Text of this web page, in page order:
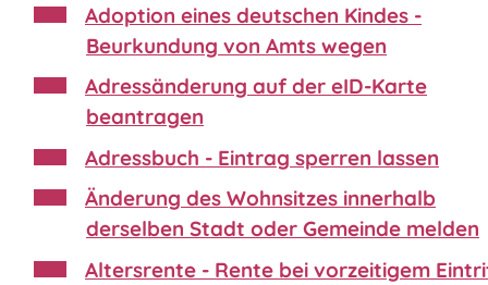
Adoption eines deutschen Kindes -
Beurkundung von Amts wegen
Adressänderung auf der eID-Karte
beantragen
Adressbuch - Eintrag sperren lassen
Änderung des Wohnsitzes innerhalb
derselben Stadt oder Gemeinde melden
Altersrente - Rente bei vorzeitigem